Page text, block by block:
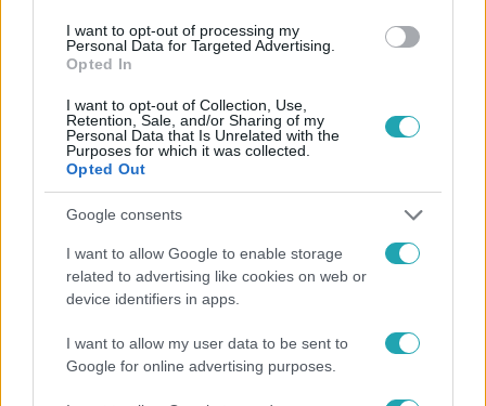
I want to opt-out of processing my
Personal Data for Targeted Advertising.
Opted In
I want to opt-out of Collection, Use,
Retention, Sale, and/or Sharing of my
Personal Data that Is Unrelated with the
Purposes for which it was collected.
Opted Out
Google consents
I want to allow Google to enable storage
related to advertising like cookies on web or
device identifiers in apps.
I want to allow my user data to be sent to
Google for online advertising purposes.
Népszerű
Reggeli